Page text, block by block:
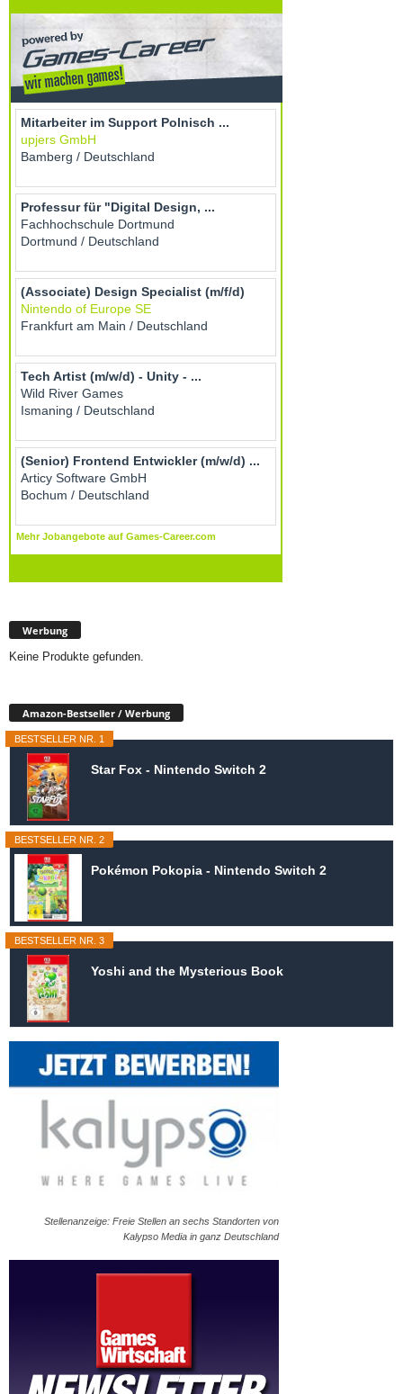
Werbung
Keine Produkte gefunden.
Amazon-Bestseller / Werbung
BESTSELLER NR. 1
Star Fox - Nintendo Switch 2
BESTSELLER NR. 2
Pokémon Pokopia - Nintendo Switch 2
BESTSELLER NR. 3
Yoshi and the Mysterious Book
Stellenanzeige: Freie Stellen an sechs Standorten von
Kalypso Media in ganz Deutschland